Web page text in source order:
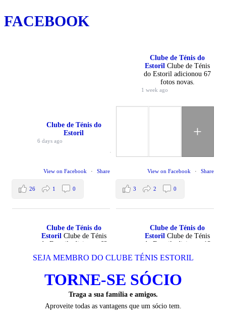
FACEBOOK
Clube de Ténis do
Estoril
6 days ago
View on Facebook · Share
26 1 0
Clube de Ténis do
Estoril Clube de Ténis
do Estoril adicionou 67
fotos novas.
1 week ago
+
View on Facebook · Share
3 2 0
Clube de Ténis do
EstorilClube de Ténis
do Estoril adicionou 62
1 week ago
+
Clube de Ténis do
Estoril Clube de Ténis
do Estoril adicionou 13
2 weeks ago
SEJA MEMBRO DO CLUBE TÉNIS ESTORIL
TORNE-SE SÓCIO
Traga a sua família e amigos.
Aproveite todas as vantagens que um sócio tem.